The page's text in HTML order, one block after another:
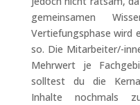
gemeinsamen
Vertiefungsphase wird
so. Die Mitarbeiter/-
Mehrwert je
solltest du die
Inhalte nochmals